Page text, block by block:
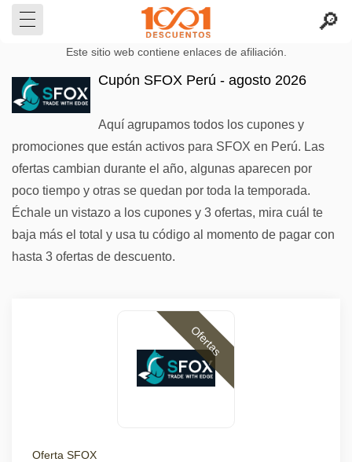
Este sitio web contiene enlaces de afiliación.
Cupón SFOX Perú - agosto 2026
Aquí agrupamos todos los cupones y
promociones que están activos para SFOX en Perú. Las
ofertas cambian durante el año, algunas aparecen por
poco tiempo y otras se quedan por toda la temporada.
Échale un vistazo a los cupones y 3 ofertas, mira cuál te
baja más el total y usa tu código al momento de pagar con
hasta 3 ofertas de descuento.
Ofertas
Oferta SFOX